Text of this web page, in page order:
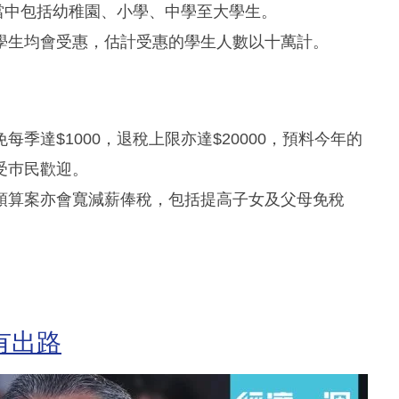
包括幼稚園、小學、中學至大學生。
均會受惠，估計受惠的學生人數以十萬計。
季達$1000，退稅上限亦達$20000，預料今年的
民歡迎。
案亦會寬減薪俸稅，包括提高子女及父母免稅
出路